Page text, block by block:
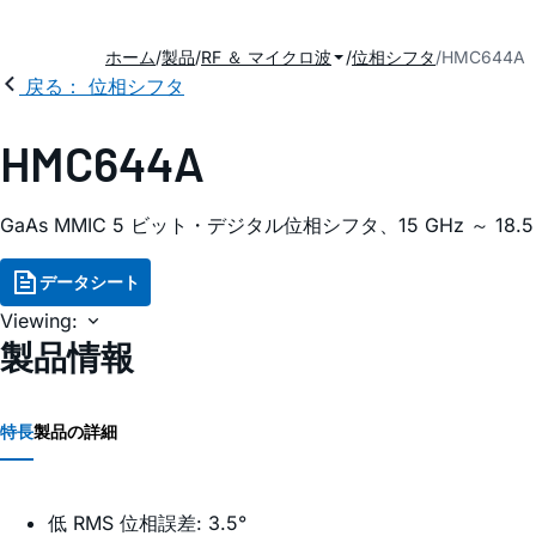
ホーム 製品 RF ＆ マイクロ波 位相シフタ HMC644A
戻る： 位相シフタ
HMC644A
GaAs MMIC 5 ビット・デジタル位相シフタ、15 GHz ～
データシート
Viewing:
製品情報
特長製品の詳細
低 RMS 位相誤差: 3.5°